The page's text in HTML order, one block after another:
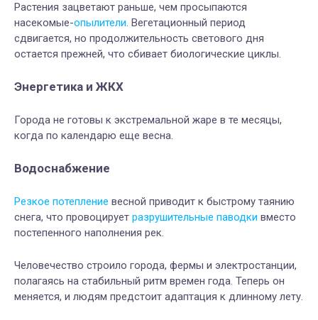
Растения зацветают раньше, чем просыпаются
насекомые-опылители. Вегетационный период
сдвигается, но продолжительность светового дня
остается прежней, что сбивает биологические циклы.
Энергетика и ЖКХ
Города не готовы к экстремальной жаре в те месяцы,
когда по календарю еще весна.
Водоснабжение
Резкое потепление весной приводит к быстрому таянию
снега, что провоцирует разрушительные паводки вместо
постепенного наполнения рек.
Человечество строило города, фермы и электростанции,
полагаясь на стабильный ритм времен года. Теперь он
меняется, и людям предстоит адаптация к длинному лету.